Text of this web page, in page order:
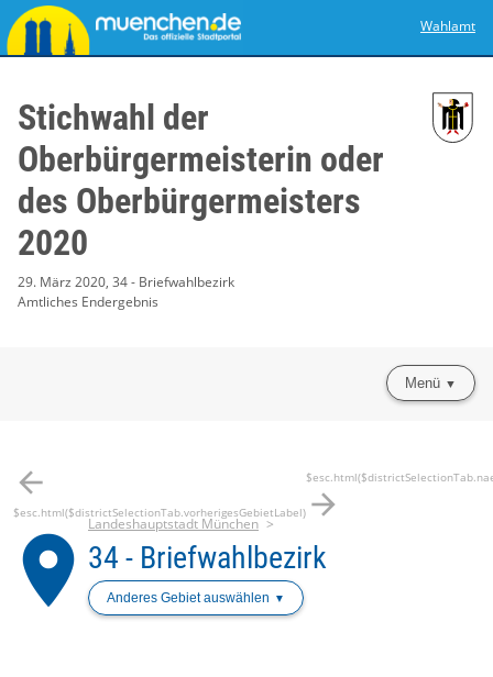
Wahlamt
Stichwahl der
Oberbürgermeisterin oder
des Oberbürgermeisters
2020
29. März 2020, 34 - Briefwahlbezirk
Amtliches Endergebnis
Menü
arrow_back
$esc.html($districtSelectionTab.vorherigesGebietLabel) arrow_forward
place
Landeshauptstadt München
34 - Briefwahlbezirk
Anderes Gebiet auswählen